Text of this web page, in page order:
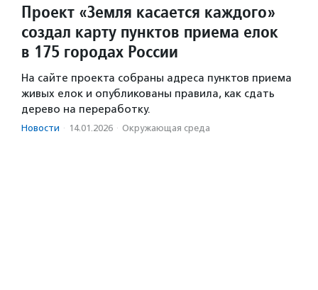
Проект «Земля касается каждого»
создал карту пунктов приема елок
в 175 городах России
На сайте проекта собраны адреса пунктов приема
живых елок и опубликованы правила, как сдать
дерево на переработку.
Новости · 14.01.2026 · Окружающая среда